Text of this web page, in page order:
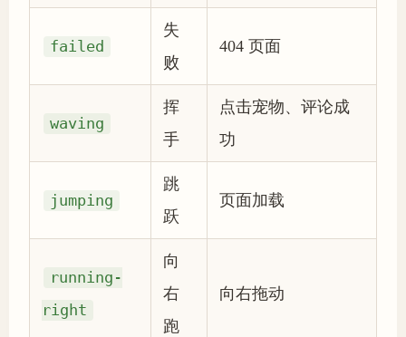
failed
失
败
404 页面
waving
挥
手
点击宠物、评论成
功
jumping
跳
跃
页面加载
running-
right
向
右
跑
向右拖动